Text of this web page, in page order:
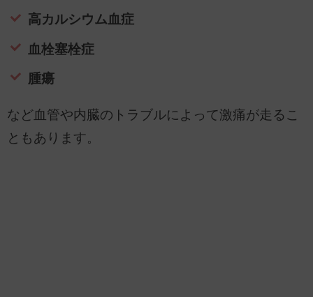
高カルシウム血症
血栓塞栓症
腫瘍
など血管や内臓のトラブルによって激痛が走るこ
ともあります。